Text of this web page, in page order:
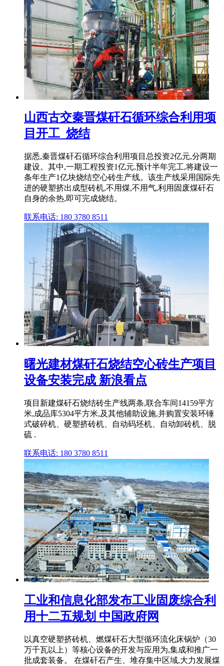
山西古交秦晋煤矸石循环综合利用项
目开工_烧结
据悉,秦晋煤矸石循环综合利用项目总投资2亿元,分两期
建设。其中,一期工程投资1亿元,预计半年完工,将建设一
条年生产1亿块烧结空心砖生产线。该生产线采用国际先
进的硬塑挤出成型砖机,不用煤,不用气,利用固废煤矸石
自身的余热,即可完成烧结。
联系电话: 180 3780 8511
曙光建材煤矸石烧结空心砖生产项目
设备安装完成 新浪看点
项目新建煤矸石烧结砖生产线两条,联合车间14159平方
米,成品库5304平方米,及其他辅助设施,并购置安装环锤
式破碎机、硬塑挤砖机、自动码坯机、自动卸砖机、脱
硫 .
联系电话: 180 3780 8511
工业和信息化部发布工业固废综合利
用十二五规划 中国政府网
以真空硬塑挤砖机、燃煤矸石大型循环流化床锅炉（30
万千瓦以上）等核心设备的开发与应用为,集成和推广一
批成套装备。 在煤矸石产生、堆存集中区域,大力发展煤